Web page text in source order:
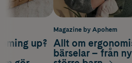
up?
Magazine by Apohem
Allt om
bärselar – från